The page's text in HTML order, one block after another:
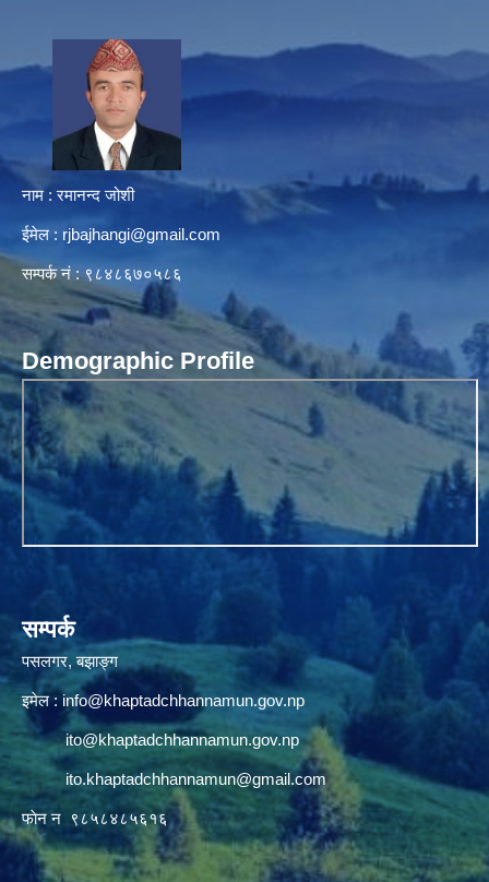
नाम : रमानन्द जोशी
ईमेल : rjbajhangi@gmail.com
सम्पर्क नं : ९८४८६७०५८६
Demographic Profile
सम्पर्क
पसलगर, बझाङ्ग
इमेल : info@khaptadchhannamun.gov.np
ito@khaptadchhannamun.gov.np
ito.khaptadchhannamun@gmail.com
फाेन न‌‍‍ ९८५८४८५६१६